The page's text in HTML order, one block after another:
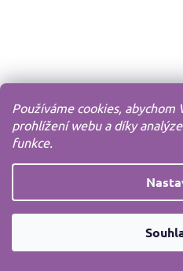
Používáme cookies, abychom
prohlížení webu a díky
funkce.